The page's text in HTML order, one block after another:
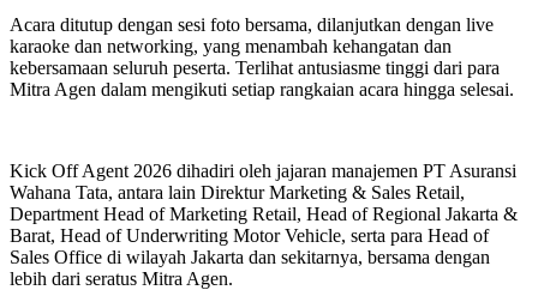
Acara ditutup dengan sesi foto bersama, dilanjutkan dengan live
karaoke dan networking, yang menambah kehangatan dan
kebersamaan seluruh peserta. Terlihat antusiasme tinggi dari para
Mitra Agen dalam mengikuti setiap rangkaian acara hingga selesai.
Kick Off Agent 2026 dihadiri oleh jajaran manajemen PT Asuransi
Wahana Tata, antara lain Direktur Marketing & Sales Retail,
Department Head of Marketing Retail, Head of Regional Jakarta &
Barat, Head of Underwriting Motor Vehicle, serta para Head of
Sales Office di wilayah Jakarta dan sekitarnya, bersama dengan
lebih dari seratus Mitra Agen.